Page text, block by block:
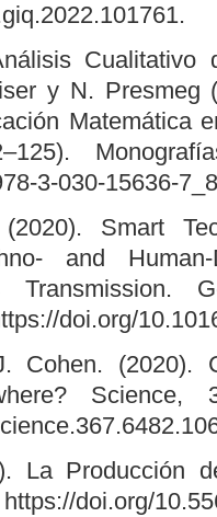
Cualitativo
y N. Presmeg
Matemática
3-030-15636-
Smart
and
doi.org/
Cohen. (2020).
Science,
La Producción
doi.org/